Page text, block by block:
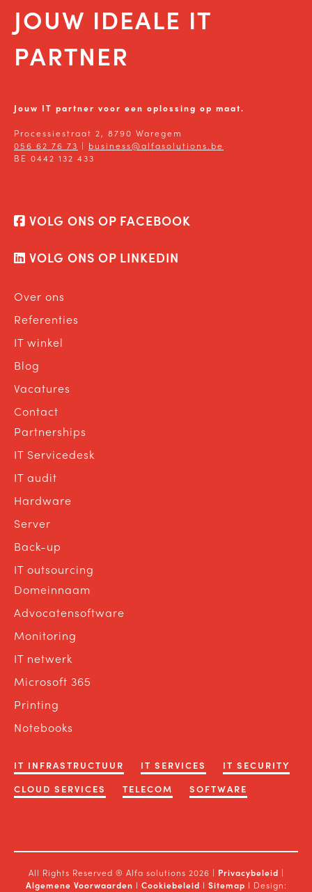
JOUW IDEALE IT
PARTNER
Jouw IT partner voor een oplossing op maat.
Processiestraat 2, 8790 Waregem
056 62 76 73 | business@alfasolutions.be
BE 0442 132 433
VOLG ONS OP FACEBOOK
VOLG ONS OP LINKEDIN
Over ons
Referenties
IT winkel
Blog
Vacatures
Contact
Partnerships
IT Servicedesk
IT audit
Hardware
Server
Back-up
IT outsourcing
Domeinnaam
Advocatensoftware
Monitoring
IT netwerk
Microsoft 365
Printing
Notebooks
IT INFRASTRUCTUUR IT SERVICES
IT SECURITY
CLOUD SERVICES
TELECOM SOFTWARE
All Rights Reserved ® Alfa solutions 2026 | Privacybeleid |
Algemene Voorwaarden I Cookiebeleid I Sitemap I Design: